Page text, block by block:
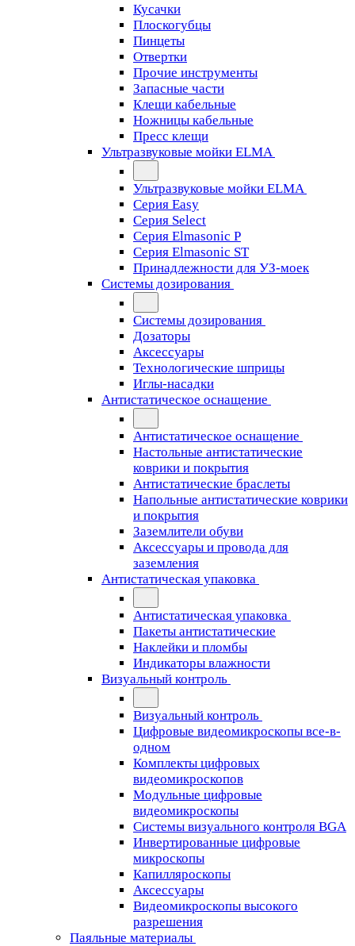
Кусачки
Плоскогубцы
Пинцеты
Отвертки
Прочие инструменты
Запасные части
Клещи кабельные
Ножницы кабельные
Пресс клещи
Ультразвуковые мойки ELMA
Ультразвуковые мойки ELMA
Серия Easy
Серия Select
Серия Elmasonic P
Серия Elmasonic ST
Принадлежности для УЗ-моек
Системы дозирования
Системы дозирования
Дозаторы
Аксессуары
Технологические шприцы
Иглы-насадки
Антистатическое оснащение
Антистатическое оснащение
Настольные антистатические
коврики и покрытия
Антистатические браслеты
Напольные антистатические коврики
и покрытия
Заземлители обуви
Аксессуары и провода для
заземления
Антистатическая упаковка
Антистатическая упаковка
Пакеты антистатические
Наклейки и пломбы
Индикаторы влажности
Визуальный контроль
Визуальный контроль
Цифровые видеомикроскопы все-в-
одном
Комплекты цифровых
видеомикроскопов
Модульные цифровые
видеомикроскопы
Cистемы визуального контроля BGA
Инвертированные цифровые
микроскопы
Капилляроскопы
Аксессуары
Видеомикроскопы высокого
разрешения
Паяльные материалы